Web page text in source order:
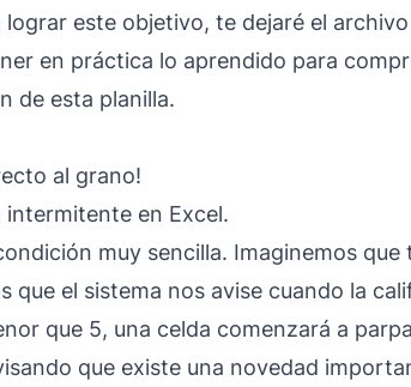
este objetivo, te dejaré el
en práctica lo aprendido para
de esta planilla.
al grano!
intermitente en Excel.
muy sencilla. Imaginemos
que el sistema nos avise cuando la
que 5, una celda comenzará a
que existe una novedad